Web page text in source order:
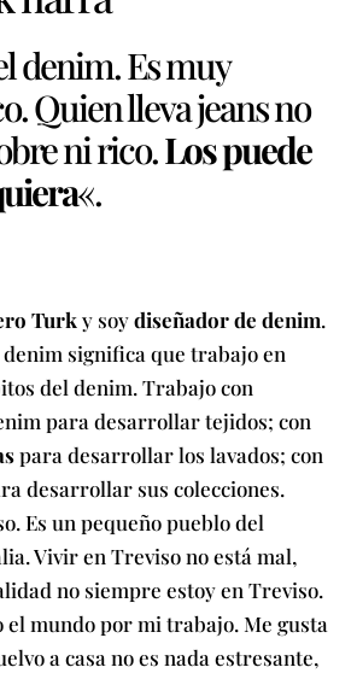
denim. Es muy
Quien lleva jeans no
ni rico.Los puede
«.
Turky soydiseñador de denim.
significa que trabajo en
del denim. Trabajo con
para desarrollar tejidos; con
para desarrollar los lavados; con
desarrollar sus colecciones.
Es un pequeño pueblo del
Vivir en Treviso no está mal,
no siempre estoy en Treviso.
el mundo por mi trabajo. Me gusta
a casa no es nada estresante,